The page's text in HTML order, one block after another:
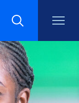
Recherche